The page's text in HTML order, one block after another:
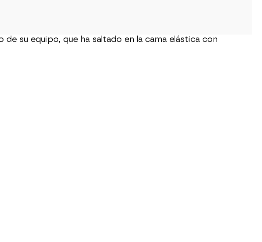
de su equipo, que ha saltado en la cama elástica con